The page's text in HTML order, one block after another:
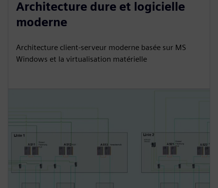
Architecture dure et logicielle
moderne
Architecture client-serveur moderne basée sur MS
Windows et la virtualisation matérielle